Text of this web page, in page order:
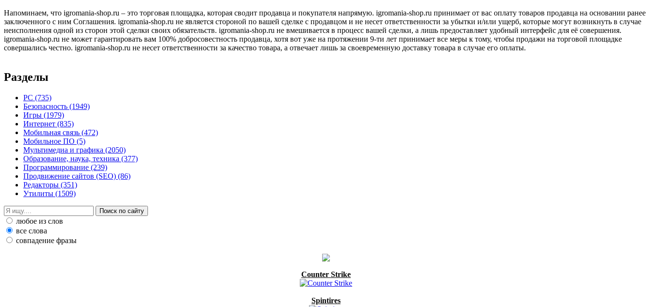
Напоминаем, что igromania-shop.ru – это торговая площадка, которая сводит продавца и покупателя напрямую. igromania-shop.ru принимает от вас оплату товаров продавца на основании ранее
заключенного с ним Соглашения. igromania-shop.ru не является стороной по вашей сделке с продавцом и не несет ответственности за убытки и/или ущерб, которые могут возникнуть в случае
неисполнения одной из сторон этой сделки своих обязательств. igromania-shop.ru не вмешивается в процесс вашей сделки, а лишь предоставляет удобный интерфейс для её совершения.
igromania-shop.ru не может гарантировать вам 100% добросовестность продавца, хотя вот уже на протяжении 9-ти лет принимает все меры к тому, чтобы продажи на торговой площадке
совершались честно. igromania-shop.ru не несет ответственности за качество товара, а отвечает лишь за своевременную доставку товара в случае его оплаты.
Разделы
PC (735)
Безопасность (1949)
Игры (1979)
Интернет (835)
Мобильная связь (472)
Мобильное ПО (5)
Мультимедиа и графика (2050)
Образование, наука, техника (377)
Программирование (239)
Продвижение сайтов (SEO) (86)
Редакторы (351)
Утилиты (1509)
любое из слов
все слова
совпадение фразы
Counter Strike
Spintires